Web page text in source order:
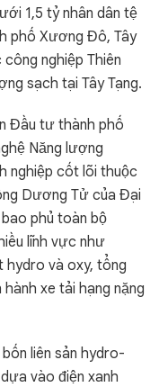
1,5 tỷ nhân dân tệ
phố Xương Đô, Tây
nghiệp Thiên
sạch tại Tây Tạng.
Đầu tư thành phố
Năng lượng
nghiệp cốt lõi thuộc
Dương Tử của Đại
phủ toàn bộ
lĩnh vực như
hydro và oxy, tổng
xe tải hạng nặng
liên sản hydro-
vào điện xanh